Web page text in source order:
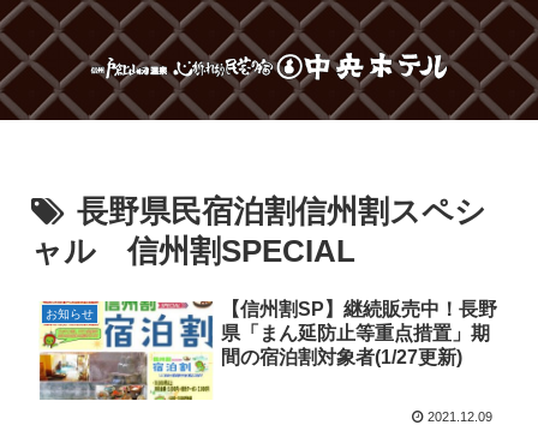
長野県民宿泊割信州割スペシ
ャル 信州割SPECIAL
お知らせ
【信州割SP】継続販売中！長野
県「まん延防止等重点措置」期
間の宿泊割対象者(1/27更新)
2021.12.09